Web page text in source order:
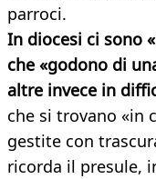
parroci.
In diocesi ci sono
che «godono di
altre invece in
che si trovano «in
gestite con
ricorda il presule,